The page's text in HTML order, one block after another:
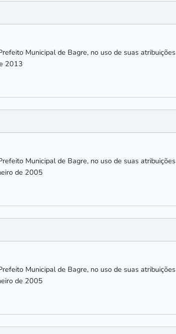
Municipal de Bagre, no uso de suas atribuições
2013
Municipal de Bagre, no uso de suas atribuições
de 2005
Municipal de Bagre, no uso de suas atribuições
de 2005